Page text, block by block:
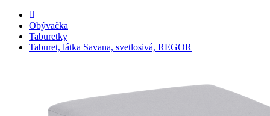
Obývačka
Taburetky
Taburet, látka Savana, svetlosivá, REGOR